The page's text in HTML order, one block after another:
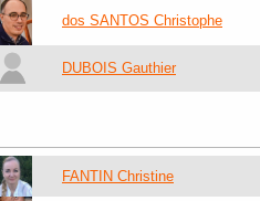
dos SANTOS Christophe
DUBOIS Gauthier
FANTIN Christine